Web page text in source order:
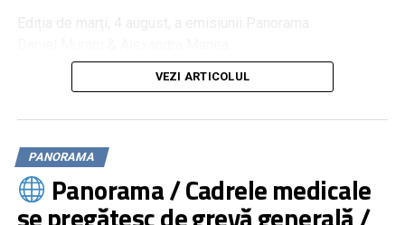
Criza energetică, motiv de scandal între partide
VEZI ARTICOLUL
PANORAMA
Panorama / Cadrele medicale